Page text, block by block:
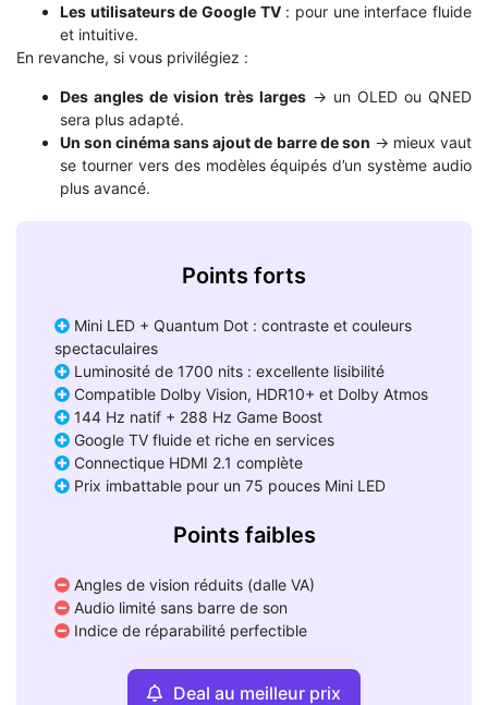
Les utilisateurs de Google TV: pour une interface fluide
et intuitive.
En revanche, si vous privilégiez :
Des angles de vision très larges → un OLED ou QNED
sera plus adapté.
Un son cinéma sans ajout de barre de son → mieux vaut
se tourner vers des modèles équipés d’un système audio
plus avancé.
Points forts
Mini LED + Quantum Dot : contraste et couleurs
spectaculaires
Luminosité de 1700 nits : excellente lisibilité
Compatible Dolby Vision, HDR10+ et Dolby Atmos
144 Hz natif + 288 Hz Game Boost
Google TV fluide et riche en services
Connectique HDMI 2.1 complète
Prix imbattable pour un 75 pouces Mini LED
Points faibles
Angles de vision réduits (dalle VA)
Audio limité sans barre de son
Indice de réparabilité perfectible
Deal au meilleur prix